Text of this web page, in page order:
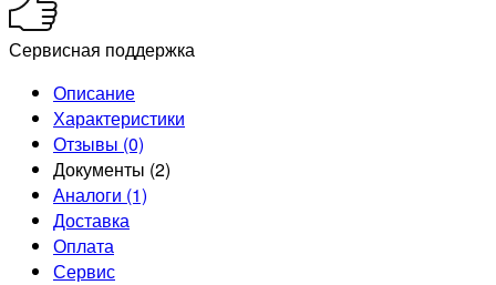
Сервисная поддержка
Описание
Характеристики
Отзывы (0)
Документы (2)
Аналоги (1)
Доставка
Оплата
Сервис